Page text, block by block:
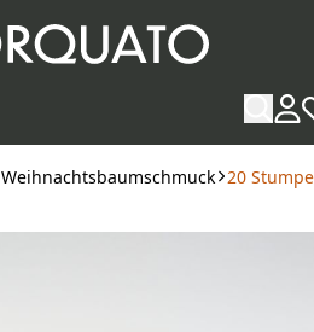
Weihnachtsbaumschmuck 20